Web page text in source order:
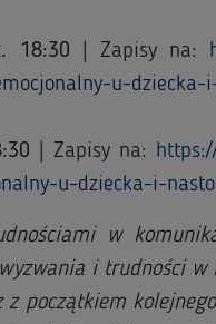
18:30 | Zapisy na:
u-
| Zapisy na:
u-dziecka-i-
w
i trudności w
z początkiem